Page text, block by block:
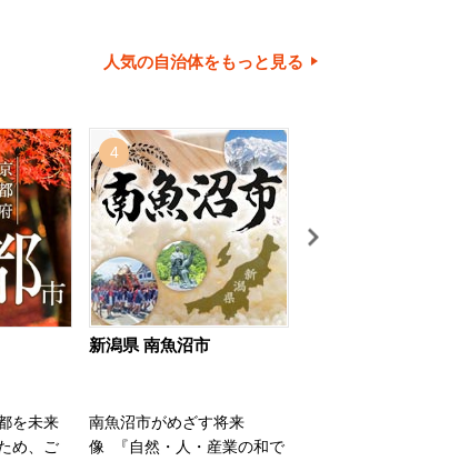
人気の自治体をもっと見る
を未来
め、ご
4
新潟県 南魚沼市
南魚沼市がめざす将来
像 『自然・人・産業の和で